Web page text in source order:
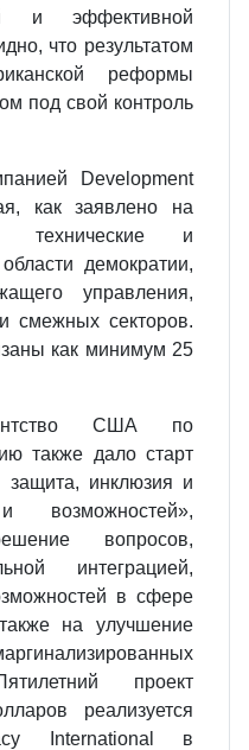
и эффективной
что результатом
реформы
под свой контроль
Development
как заявлено на
технические и
демократии,
управления,
смежных секторов.
как минимум 25
США по
также дало старт
защита, инклюзия и
вопросов,
интеграцией,
в сфере
на улучшение
проект
реализуется
International в